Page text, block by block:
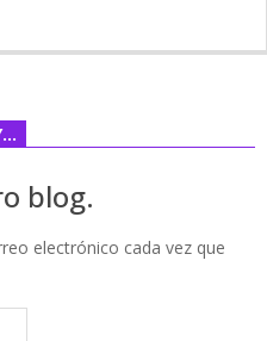
blog.
electrónico cada vez que